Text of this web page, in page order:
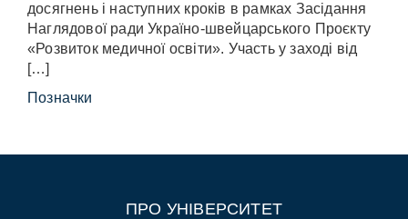
досягнень і наступних кроків в рамках Засідання
Наглядової ради Україно-швейцарського Проєкту
«Розвиток медичної освіти». Участь у заході від
[…]
Позначки
ПРО УНІВЕРСИТЕТ